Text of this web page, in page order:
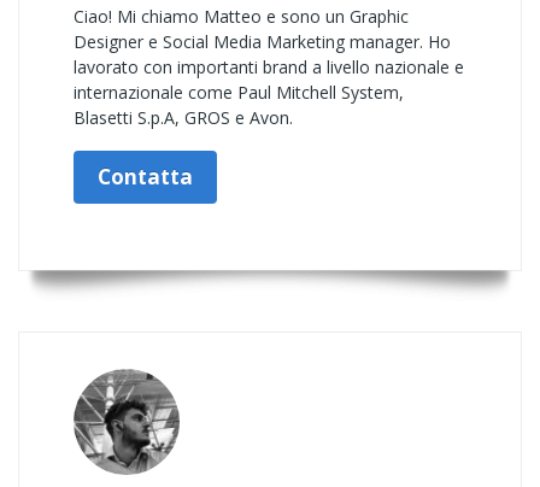
Ciao! Mi chiamo Matteo e sono un Graphic
Designer e Social Media Marketing manager. Ho
lavorato con importanti brand a livello nazionale e
internazionale come Paul Mitchell System,
Blasetti S.p.A, GROS e Avon.
Contatta